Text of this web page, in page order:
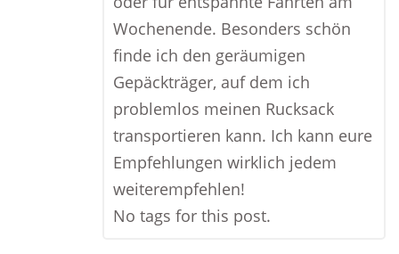
Wochenende. Besonders schön
finde ich den geräumigen
Gepäckträger, auf dem ich
problemlos meinen Rucksack
transportieren kann. Ich kann eure
Empfehlungen wirklich jedem
weiterempfehlen!
No tags for this post.